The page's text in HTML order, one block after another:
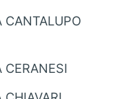
CANTALUPO
CERANESI